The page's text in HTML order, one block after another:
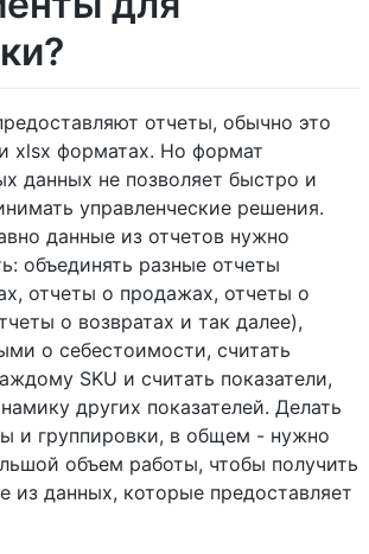
отчеты, обычно это
xlsx форматах. Но формат
данных не позволяет быстро и
управленческие решения.
данные из отчетов нужно
объединять разные отчеты
отчеты о продажах, отчеты о
о возвратах и так далее),
о себестоимости, считать
SKU и считать показатели,
других показателей. Делать
и группировки, в общем - нужно
объем работы, чтобы получить
из данных, которые предоставляет